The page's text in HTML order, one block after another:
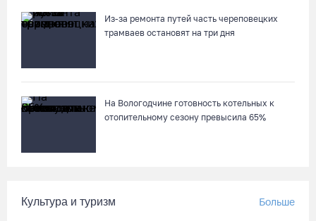
Из-за ремонта путей часть череповецких
трамваев остановят на три дня
На Вологодчине готовность котельных к
отопительному сезону превысила 65%
Культура и туризм Больше